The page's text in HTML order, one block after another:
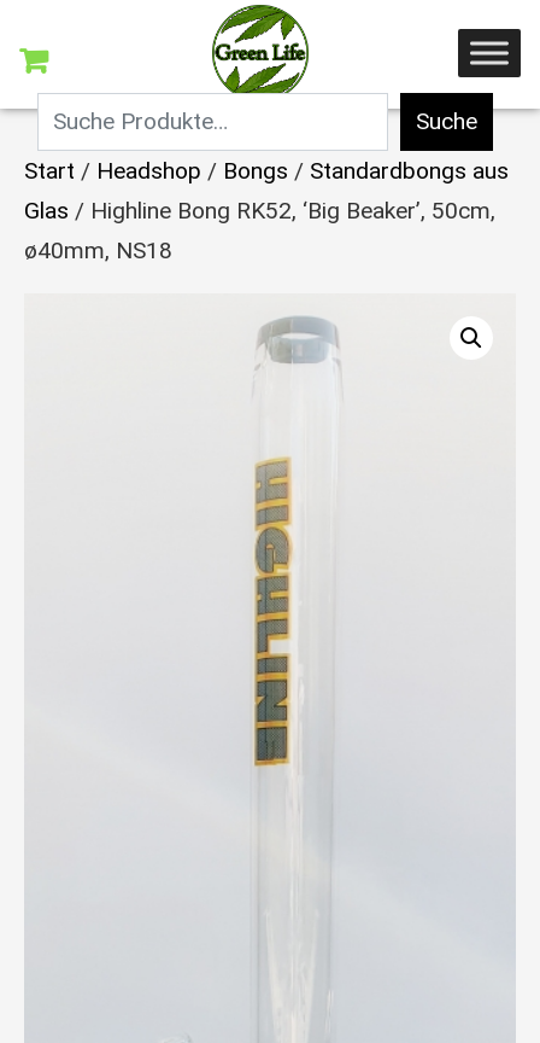
Suche
Start / Headshop / Bongs / Standardbongs aus
Glas / Highline Bong RK52, ‘Big Beaker’, 50cm,
ø40mm, NS18